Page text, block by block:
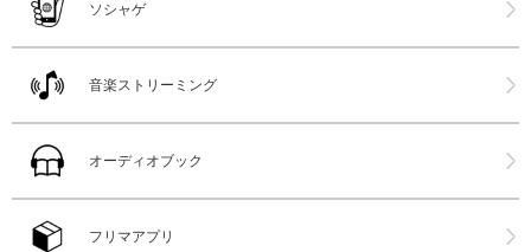
ソシャゲ
音楽ストリーミング
オーディオブック
フリマアプリ